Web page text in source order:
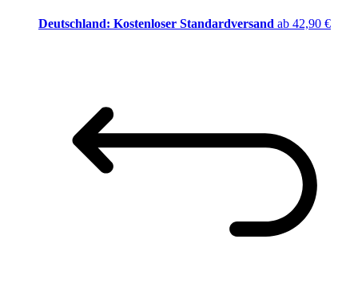
Deutschland: Kostenloser Standardversand ab 42,90 €